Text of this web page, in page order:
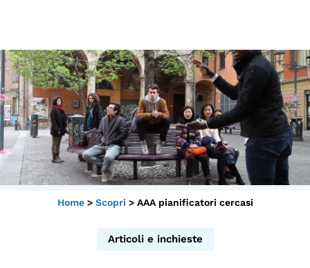
Vai
al
contenuto
Sostieni
App
Sala di Lettura
LA FONDAZIONE
Home> Scopri > AAA pianificatori cercasi
Articoli e inchieste